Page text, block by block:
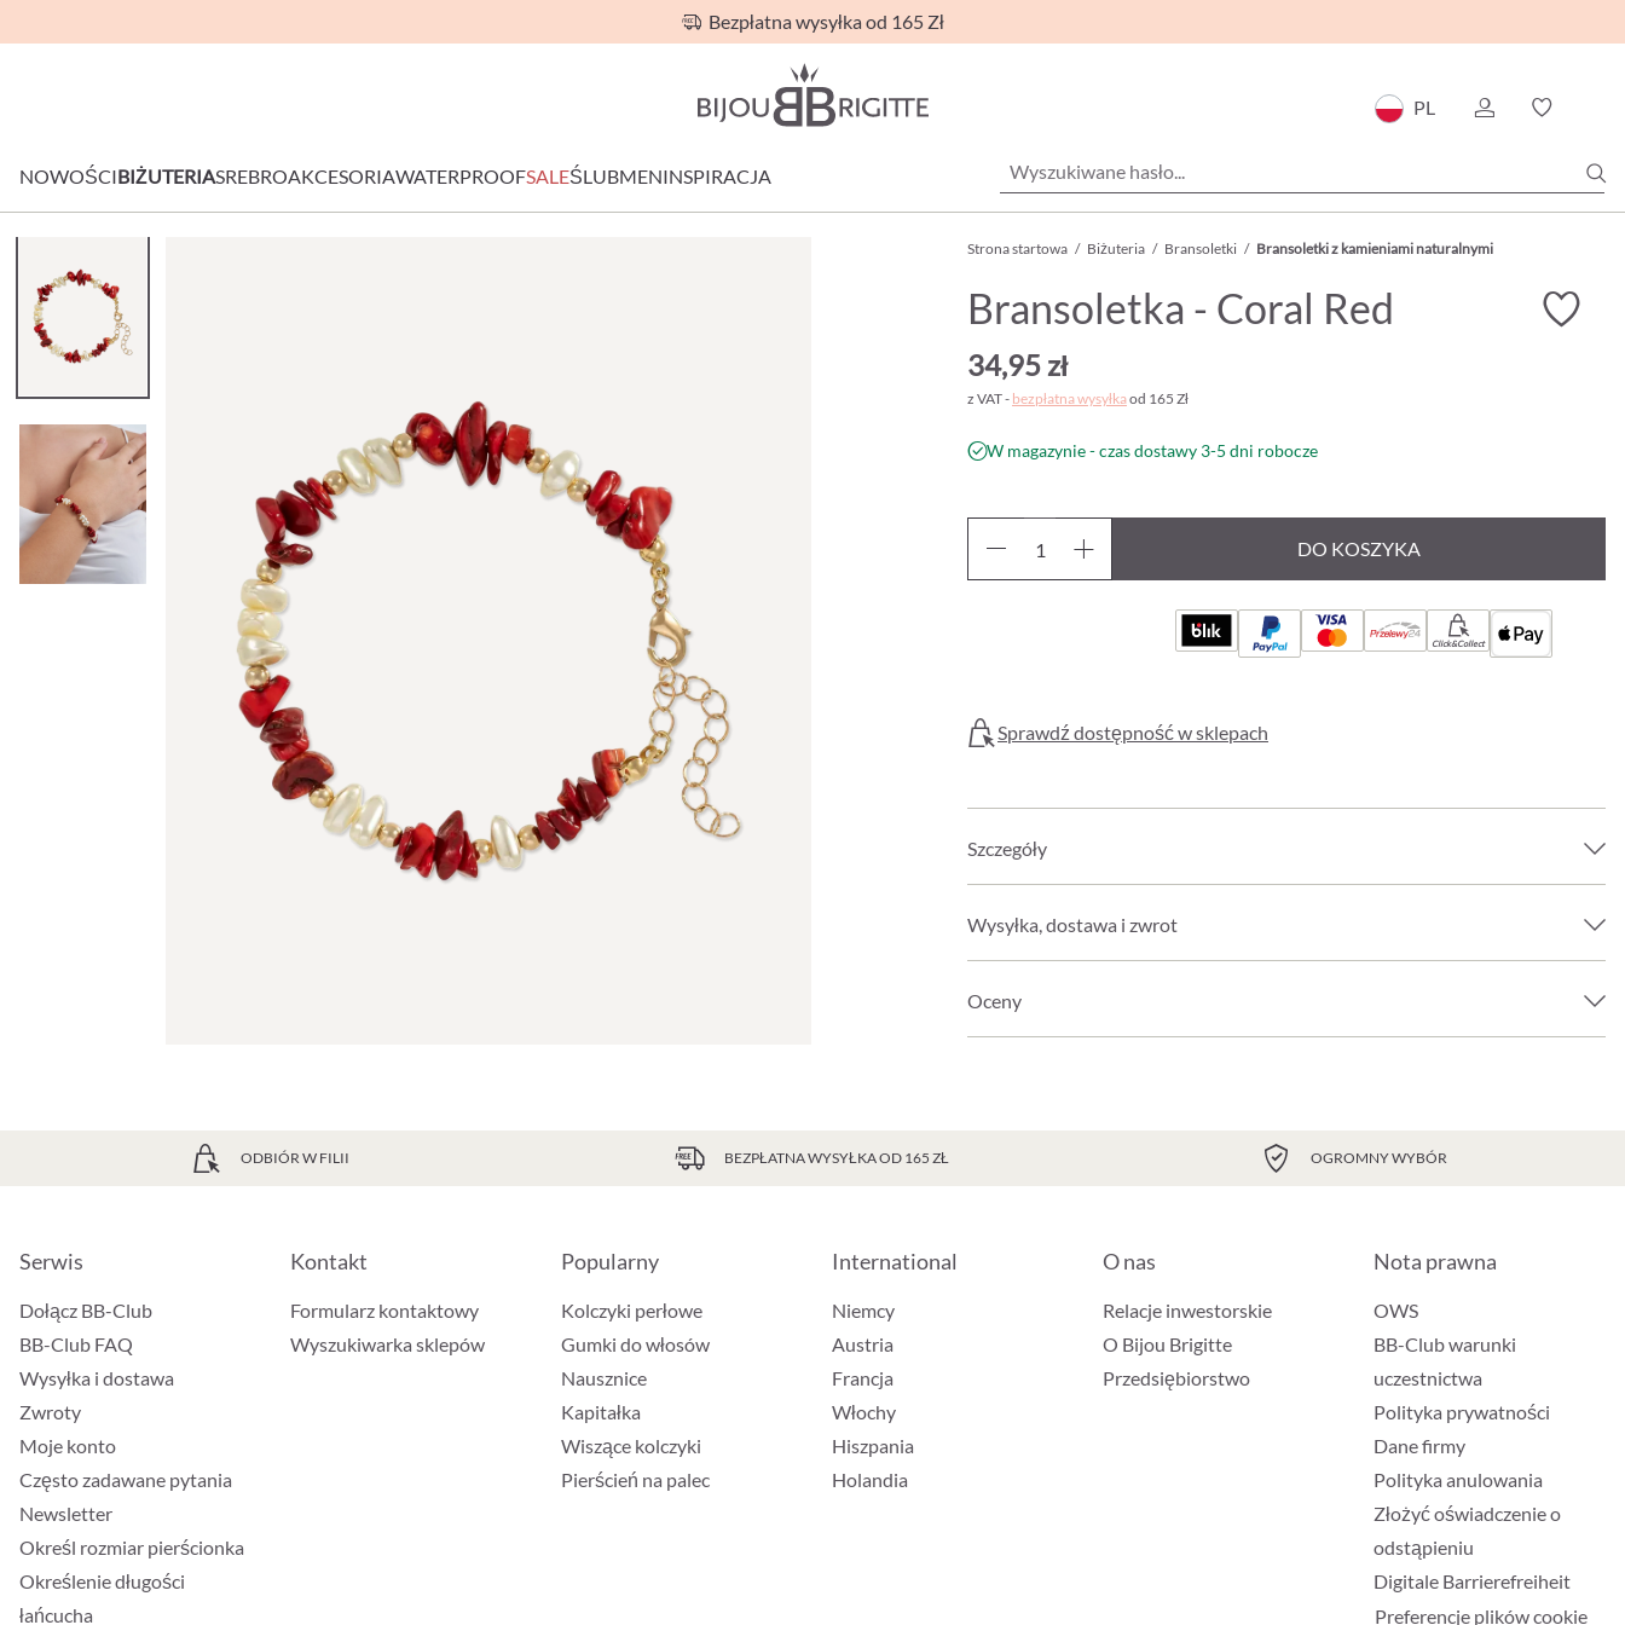
Bezpłatna wysyłka od 165 Zł
PL
NOWOŚCIBIŻUTERIASREBROAKCESORIAWATERPROOFSALEŚLUBMENINSPIRACJA
Strona startowa / Biżuteria / Bransoletki / Bransoletki z kamieniami naturalnymi
Bransoletka - Coral Red
34,95 zł
z VAT - bezpłatna wysyłkaod 165 Zł
W magazynie - czas dostawy 3-5 dni robocze
DO KOSZYKA
Click&Collect
Sprawdź dostępność w sklepach
Szczegóły
Wysyłka, dostawa i zwrot
Oceny
ODBIÓR W FILII BEZPŁATNA WYSYŁKA OD 165 ZŁ OGROMNY WYBÓR
Serwis
Dołącz BB-Club
BB-Club FAQ
Wysyłka i dostawa
Zwroty
Moje konto
Często zadawane pytania
Newsletter
Określ rozmiar pierścionka
Określenie długości
łańcucha
Kontakt
Formularz kontaktowy
Wyszukiwarka sklepów
Popularny
Kolczyki perłowe
Gumki do włosów
Nausznice
Kapitałka
Wiszące kolczyki
Pierścień na palec
International
Niemcy
Austria
Francja
Włochy
Hiszpania
Holandia
O nas
Relacje inwestorskie
O Bijou Brigitte
Przedsiębiorstwo
Nota prawna
OWS
BB-Club warunki
uczestnictwa
Polityka prywatności
Dane firmy
Polityka anulowania
Złożyć oświadczenie o
odstąpieniu
Digitale Barrierefreiheit
Preferencje plików cookie